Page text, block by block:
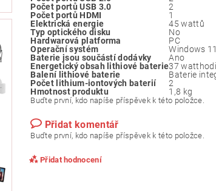
Počet portů USB 3.0
‎2
Počet portů HDMI
‎1
Elektrická energie
45 wattů
Typ optického disku
‎No
Hardwarová platforma
‎PC
Operační systém
‎Windows
Baterie jsou součástí dodávky
‎Ano
Energetický obsah lithiové baterie37
Balení lithiové baterie
Baterie
Počet lithium-iontových baterií
‎2
Hmotnost produktu
‎1,8 kg
Buďte první, kdo napíše příspěvek k této položce.
Přidat komentář
Buďte první, kdo napíše příspěvek k této položce.
Přidat hodnocení